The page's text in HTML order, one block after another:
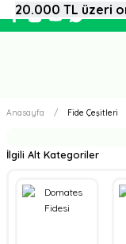
Anasayfa Fide Çeşitleri
İlgili Alt Kategoriler
20.000 TL üzeri